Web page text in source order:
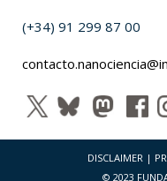
(+34) 91 299 87 00
DISCLAIMER|
© 2023